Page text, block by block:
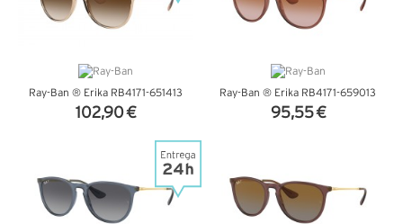
Ray-Ban ® Erika RB4171-651413
102,90 €
Ray-Ban ® Erika RB4171-659013
95,55 €